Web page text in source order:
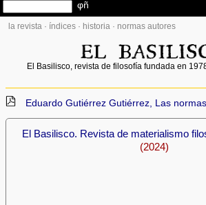
la revista · índices · historia · normas autores
El Basilisco, revista de filosofía fundada en
Eduardo Gutiérrez Gutiérrez, Las
El Basilisco. Revista de materialismo
(2024)